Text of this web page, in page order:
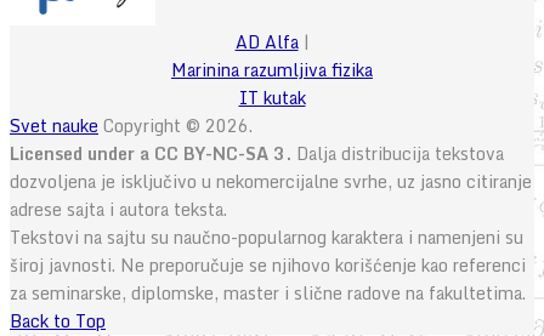
AD Alfa|
Marinina razumljiva fizika
IT kutak
Svet nauke Copyright © 2026.
Licensed under a CC BY-NC-SA 3. Dalja distribucija tekstova
dozvoljena je isključivo u nekomercijalne svrhe, uz jasno citiranje
adrese sajta i autora teksta.
Tekstovi na sajtu su naučno-popularnog karaktera i namenjeni su
široj javnosti. Ne preporučuje se njihovo korišćenje kao referenci
za seminarske, diplomske, master i slične radove na fakultetima.
Back to Top